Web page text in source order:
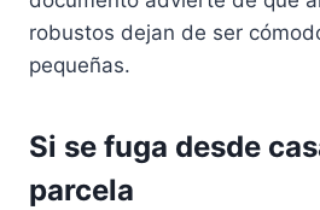
robustos dejan de ser
pequeñas.
Si se fuga desde
parcela